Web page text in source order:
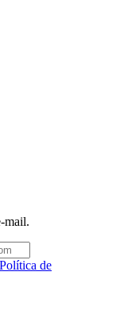
mail.
Política de